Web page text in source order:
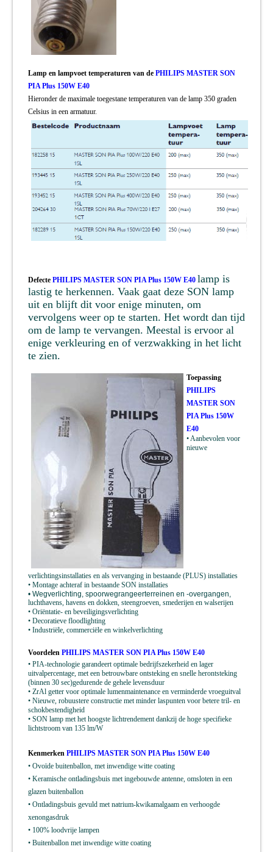
Lamp en lampvoet temperaturen van de PHILIPS MASTER SON
PIA Plus 150W E40
Hieronder de maximale toegestane temperaturen van de lamp 350 graden
Celsius in een armatuur.
Defecte PHILIPS MASTER SON PIA Plus 150W E40 lamp is
lastig te herkennen. Vaak gaat deze SON lamp
uit en blijft dit voor enige minuten, om
vervolgens weer op te starten. Het wordt dan tijd
om de lamp te vervangen. Meestal is ervoor al
enige verkleuring en of verzwakking in het licht
te zien.
Toepassing
PHILIPS
MASTER SON
PIA Plus 150W
E40
• Aanbevolen voor
nieuwe
verlichtingsinstallaties en als vervanging in bestaande (PLUS) installaties
• Montage achteraf in bestaande SON installaties
• Wegverlichting, spoorwegrangeerterreinen en -overgangen,
luchthavens, havens en dokken, steengroeven, smederijen en walserijen
• Oriëntatie- en beveiligingsverlichting
• Decoratieve floodlighting
• Industriële, commerciële en winkelverlichting
Voordelen PHILIPS MASTER SON PIA Plus 150W E40
• PIA-technologie garandeert optimale bedrijfszekerheid en lager
uitvalpercentage, met een betrouwbare ontsteking en snelle herontsteking
(binnen 30 sec)gedurende de gehele levensduur
• ZrAl getter voor optimale lumenmaintenance en verminderde vroeguitval
• Nieuwe, robuustere constructie met minder laspunten voor betere tril- en
schokbestendigheid
• SON lamp met het hoogste lichtrendement dankzij de hoge specifieke
lichtstroom van 135 lm/W
Kenmerken PHILIPS MASTER SON PIA Plus 150W E40
• Ovoïde buitenballon, met inwendige witte coating
• Keramische ontladingsbuis met ingebouwde antenne, omsloten in een
glazen buitenballon
• Ontladingsbuis gevuld met natrium-kwikamalgaam en verhoogde
xenongasdruk
• 100% loodvrije lampen
• Buitenballon met inwendige witte coating